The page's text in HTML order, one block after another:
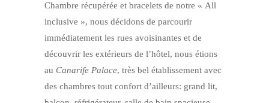
Chambre récupérée et bracelets de notre « All
inclusive », nous décidons de parcourir
immédiatement les rues avoisinantes et de
découvrir les extérieurs de l’hôtel, nous étions
au Canarife Palace, très bel établissement avec
des chambres tout confort d’ailleurs: grand lit,